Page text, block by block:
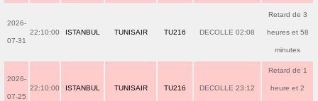
2026-
07-31
22:10:00 ISTANBUL TUNISAIR TU216 DECOLLE 02:08
Retard de 3
heures et 58
minutes
2026-
07-25
22:10:00 ISTANBUL TUNISAIR TU216 DECOLLE 23:12
Retard de 1
heure et 2